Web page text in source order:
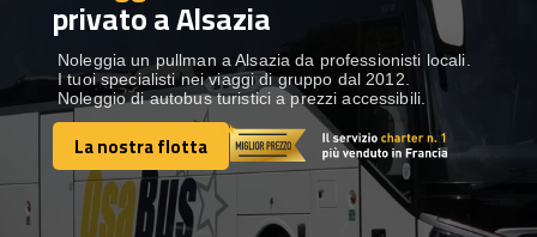
DESTINAZIONI Show dropdown
FLOTTA
METTITI IN CONTATTO
METTITI IN CONTATTO
privato a Alsazia
Noleggia un pullman a Alsazia da professionisti locali.
I tuoi specialisti nei viaggi di gruppo dal 2012.
Noleggio di autobus turistici a prezzi accessibili.
La nostra flotta
La nostra flotta